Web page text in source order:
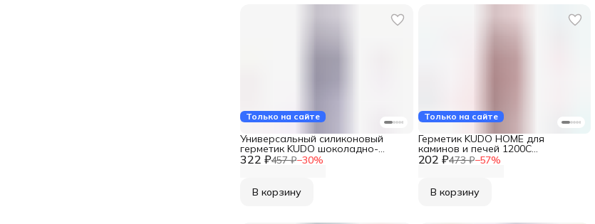
Только на сайте
322 ₽457 ₽−30%
Универсальный силиконовый
герметик KUDO шоколадно-
коричневый RAL8017 280 мл KSK-
В корзину
Только на сайте
202 ₽473 ₽−57%
Герметик KUDO HOME для
каминов и печей 1200С
силикатный красно-коричневый
В корзину